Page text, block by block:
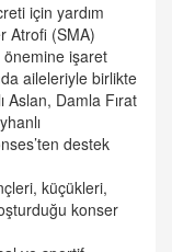
için yardım
Atrofi (SMA)
önemine işaret
aileleriyle birlikte
Aslan, Damla Fırat
destek
küçükleri,
konser